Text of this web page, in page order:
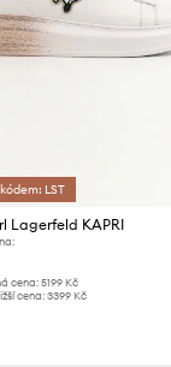
LST
Lagerfeld KAPRI
cena: 5199 Kč
cena: 3399 Kč